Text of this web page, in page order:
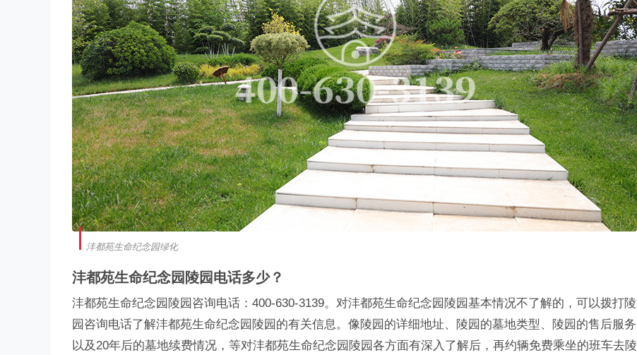
沣都苑生命纪念园绿化
沣都苑生命纪念园陵园电话多少？
沣都苑生命纪念园陵园咨询电话：400-630-3139。对沣都苑生命纪念园陵园基本情况不了解的，可以拨打陵
园咨询电话了解沣都苑生命纪念园陵园的有关信息。像陵园的详细地址、陵园的墓地类型、陵园的售后服务
以及20年后的墓地续费情况，等对沣都苑生命纪念园陵园各方面有深入了解后，再约辆免费乘坐的班车去陵